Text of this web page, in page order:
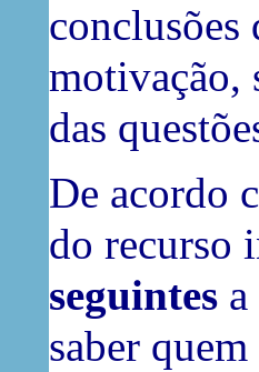
conclusões
motivação,
das
De acordo
do recurso
seguintes a
saber